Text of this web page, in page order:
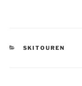
KATEGORIEN
SKITOUREN